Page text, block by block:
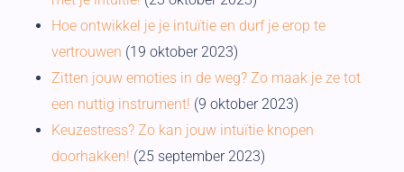
Hoe ontwikkel je je intuïtie en durf je erop te
vertrouwen (19 oktober 2023)
Zitten jouw emoties in de weg? Zo maak je ze tot
een nuttig instrument! (9 oktober 2023)
Keuzestress? Zo kan jouw intuïtie knopen
doorhakken! (25 september 2023)